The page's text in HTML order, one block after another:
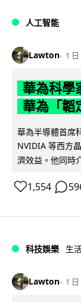
人工智能
Lawton 1 日
華為科學
華為「韜
華為半導體首席
NVIDIA 等西方
濟效益。他同時
1,554
科技娛樂 生
Lawton 1 日